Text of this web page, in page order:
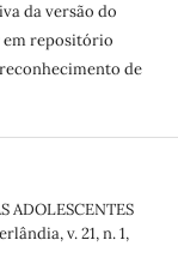
da versão do
em repositório
de
ADOLESCENTES
v. 21, n. 1,